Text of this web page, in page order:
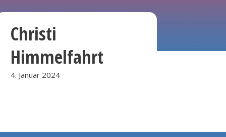
Christi
Himmelfahrt
4. Januar 2024